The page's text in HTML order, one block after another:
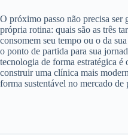
O próximo passo não precisa ser
própria rotina: quais são as três
consomem seu tempo ou o da
o ponto de partida para sua
tecnologia de forma estratégica
construir uma clínica mais
forma sustentável no mercado de